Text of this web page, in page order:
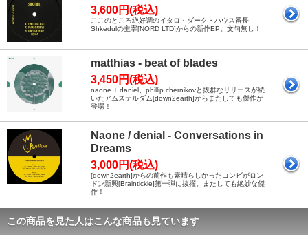
3,600円(税込)
ここのところ絶好調のイタロ・ダーク・ハウス番長
Shkedulの主宰[NORD LTD]からの新作EP。文句無し！
matthias - beat of blades
3,450円(税込)
naone + daniel、phillip chernikovと抜群なリリースが続
いたアムステルダム[down2earth]からまたしても傑作が
登場！
Naone / denial - Conversations in
Dreams
3,000円(税込)
[down2earth]からの前作も素晴らしかったコンビがロン
ドン新興[Braintickle]第一弾に抜擢。またしても絶妙な傑
作！
この商品を見た人はこんな商品も見ています